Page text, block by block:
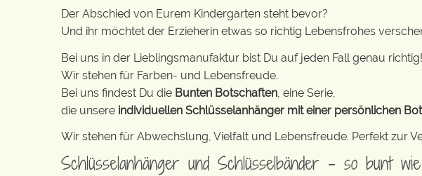
Der Abschied von Eurem Kindergarten steht bevor?
Und ihr möchtet der Erzieherin etwas so richtig Lebensfrohes
Bei uns in der Lieblingsmanufaktur bist Du auf jeden Fall genau richtig!
Wir stehen für Farben- und Lebensfreude.
Bei uns findest Du die Bunten Botschaften , eine Serie,
die unsere individuellen Schlüsselanhänger mit einer persönlichen
Wir stehen für Abwechslung, Vielfalt und Lebensfreude. Perfekt zur
Schlüsselanhänger und Schlüsselbänder – so bunt